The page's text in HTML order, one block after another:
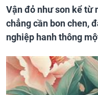
Vận đỏ như son kể từ
chẳng cần bon chen,
nghiệp hanh thông